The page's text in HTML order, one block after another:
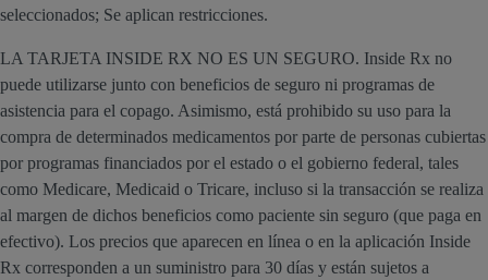
seleccionados; Se aplican restricciones.
LA TARJETA INSIDE RX NO ES UN SEGURO. Inside Rx no
puede utilizarse junto con beneficios de seguro ni programas de
asistencia para el copago. Asimismo, está prohibido su uso para la
compra de determinados medicamentos por parte de personas cubiertas
por programas financiados por el estado o el gobierno federal, tales
como Medicare, Medicaid o Tricare, incluso si la transacción se realiza
al margen de dichos beneficios como paciente sin seguro (que paga en
efectivo). Los precios que aparecen en línea o en la aplicación Inside
Rx corresponden a un suministro para 30 días y están sujetos a